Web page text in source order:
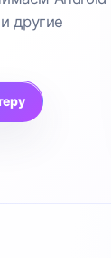
другие